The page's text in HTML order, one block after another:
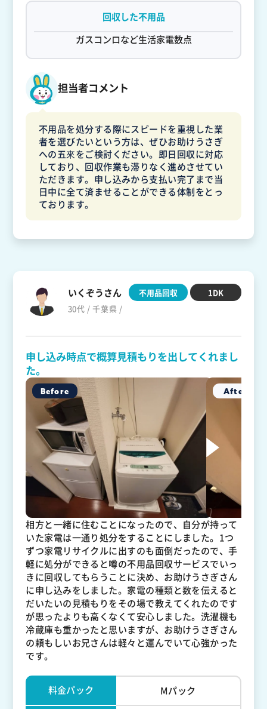
回収した不用品
ガスコンロなど生活家電数点
担当者コメント
不用品を処分する際にスピードを重視した業
者を選びたいという方は、ぜひお助けうさぎ
への五來をご検討ください。即日回収に対応
しており、回収作業も滞りなく進めさせてい
ただきます。申し込みから支払い完了まで当
日中に全て済ませることができる体制をとっ
ております。
いくぞうさん
30代 / 千葉県 /
不用品回収 1DK
申し込み時点で概算見積もりを出してくれまし
た。
相方と一緒に住むことになったので、自分が持って
いた家電は一通り処分をすることにしました。1つ
ずつ家電リサイクルに出すのも面倒だったので、手
軽に処分ができると噂の不用品回収サービスでいっ
きに回収してもらうことに決め、お助けうさぎさん
に申し込みをしました。家電の種類と数を伝えると
だいたいの見積もりをその場で教えてくれたのです
が思ったよりも高くなくて安心しました。洗濯機も
冷蔵庫も重かったと思いますが、お助けうさぎさん
の頼もしいお兄さんは軽々と運んでいて心強かった
です。
料金パック Mパック